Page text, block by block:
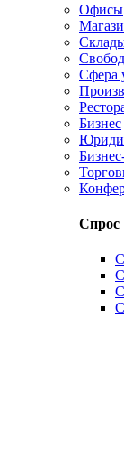
Офисы
Сфера
Бизнес
Спрос